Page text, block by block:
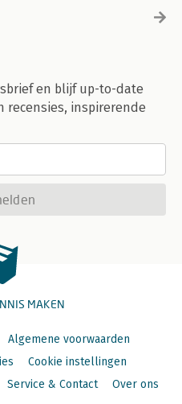
en blijf up-to-date
recensies, inspirerende
MAKEN
Algemene voorwaarden
Cookie instellingen
Service & Contact Over ons